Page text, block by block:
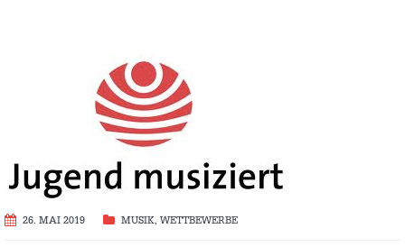
26. MAI 2019 MUSIK, WETTBEWERBE